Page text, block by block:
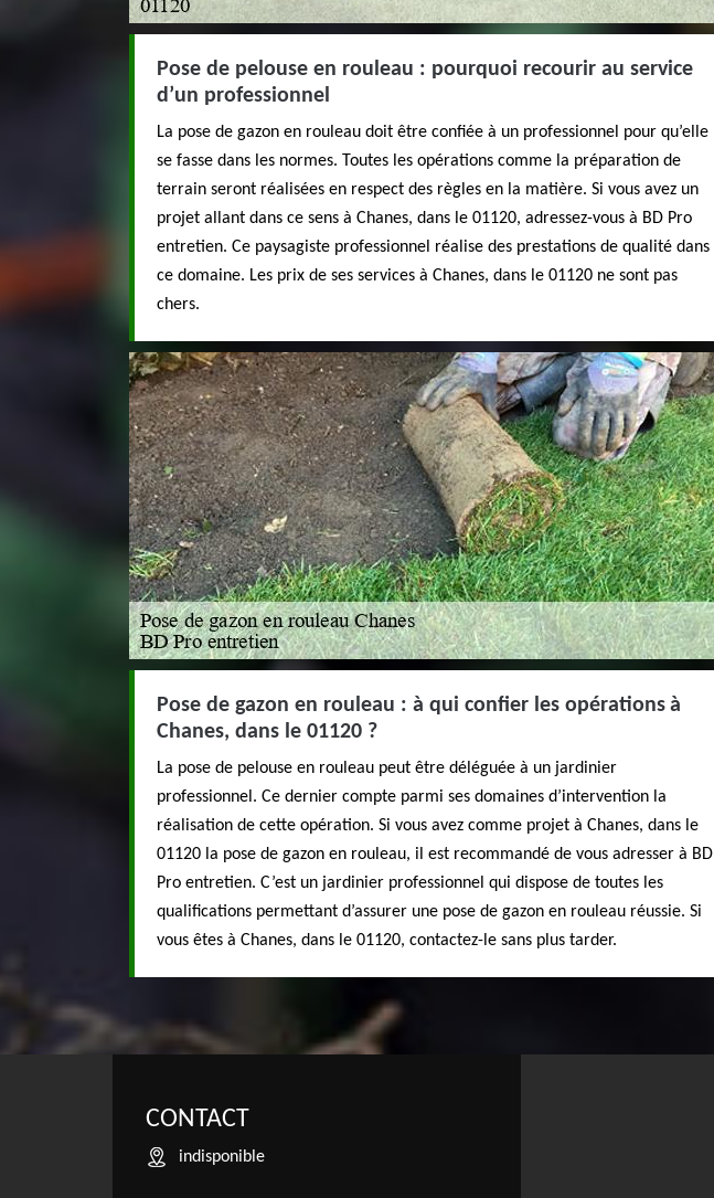
Pose de pelouse en rouleau : pourquoi recourir au service
d’un professionnel
La pose de gazon en rouleau doit être confiée à un professionnel pour qu’elle
se fasse dans les normes. Toutes les opérations comme la préparation de
terrain seront réalisées en respect des règles en la matière. Si vous avez un
projet allant dans ce sens à Chanes, dans le 01120, adressez-vous à BD Pro
entretien. Ce paysagiste professionnel réalise des prestations de qualité dans
ce domaine. Les prix de ses services à Chanes, dans le 01120 ne sont pas
chers.
Pose de gazon en rouleau : à qui confier les opérations à
Chanes, dans le 01120 ?
La pose de pelouse en rouleau peut être déléguée à un jardinier
professionnel. Ce dernier compte parmi ses domaines d’intervention la
réalisation de cette opération. Si vous avez comme projet à Chanes, dans le
01120 la pose de gazon en rouleau, il est recommandé de vous adresser à BD
Pro entretien. C’est un jardinier professionnel qui dispose de toutes les
qualifications permettant d’assurer une pose de gazon en rouleau réussie. Si
vous êtes à Chanes, dans le 01120, contactez-le sans plus tarder.
CONTACT
indisponible